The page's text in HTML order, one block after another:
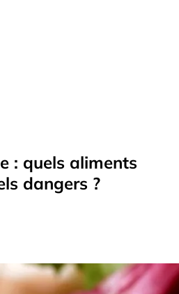
: quels aliments
dangers ?